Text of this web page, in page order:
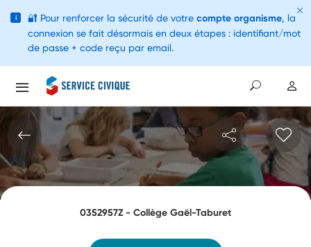
0352957Z - Collège Gaël-Taburet
i 🔐 Pour renforcer la sécurité de votre compte organisme, la
connexion se fait désormais en deux étapes : identifiant/mot
de passe + code reçu par email.